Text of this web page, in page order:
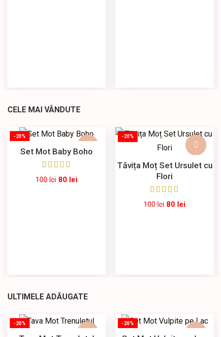
CELE MAI VÂNDUTE
-20%
Set Mot Baby Boho
100lei 80 lei
-20%
Tăvița Moț Set Ursulet cu
Flori
100lei 80 lei
ULTIMELE ADĂUGATE
-20% -20%